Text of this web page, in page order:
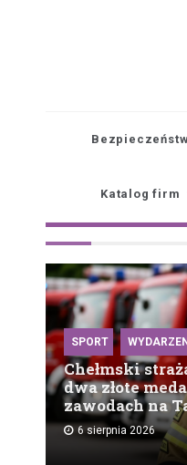
Katalog firm
SPORT
Chełmski
dwa złote
zawodach na
6 sierpnia 2026